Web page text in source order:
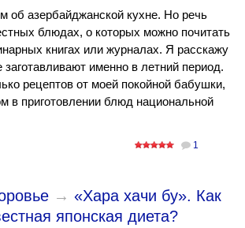
об азербайджанской кухне. Но речь
блюдах, о которых можно почитать
книгах или журналах. Я расскажу
заготавливают именно в летний период.
рецептов от моей покойной бабушки,
в приготовлении блюд национальной
1
→ «Хара хачи бу». Как
японская диета?